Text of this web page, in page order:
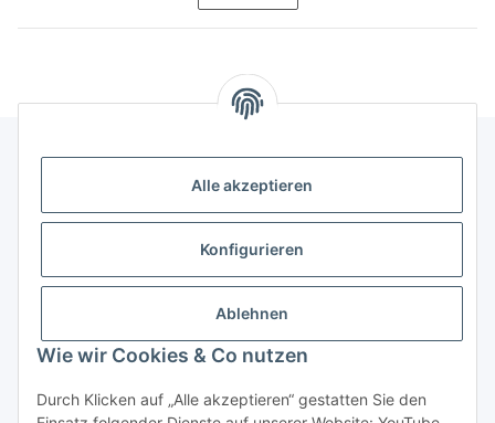
Alle akzeptieren
Konfigurieren
Ablehnen
Wie wir Cookies & Co nutzen
Durch Klicken auf „Alle akzeptieren“ gestatten Sie den